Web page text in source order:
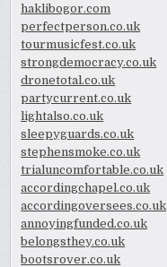
haklibogor.com
perfectperson.co.uk
tourmusicfest.co.uk
strongdemocracy.co.uk
dronetotal.co.uk
partycurrent.co.uk
lightalso.co.uk
sleepyguards.co.uk
stephensmoke.co.uk
trialuncomfortable.co.uk
accordingchapel.co.uk
accordingoversees.co.uk
annoyingfunded.co.uk
belongsthey.co.uk
bootsrover.co.uk